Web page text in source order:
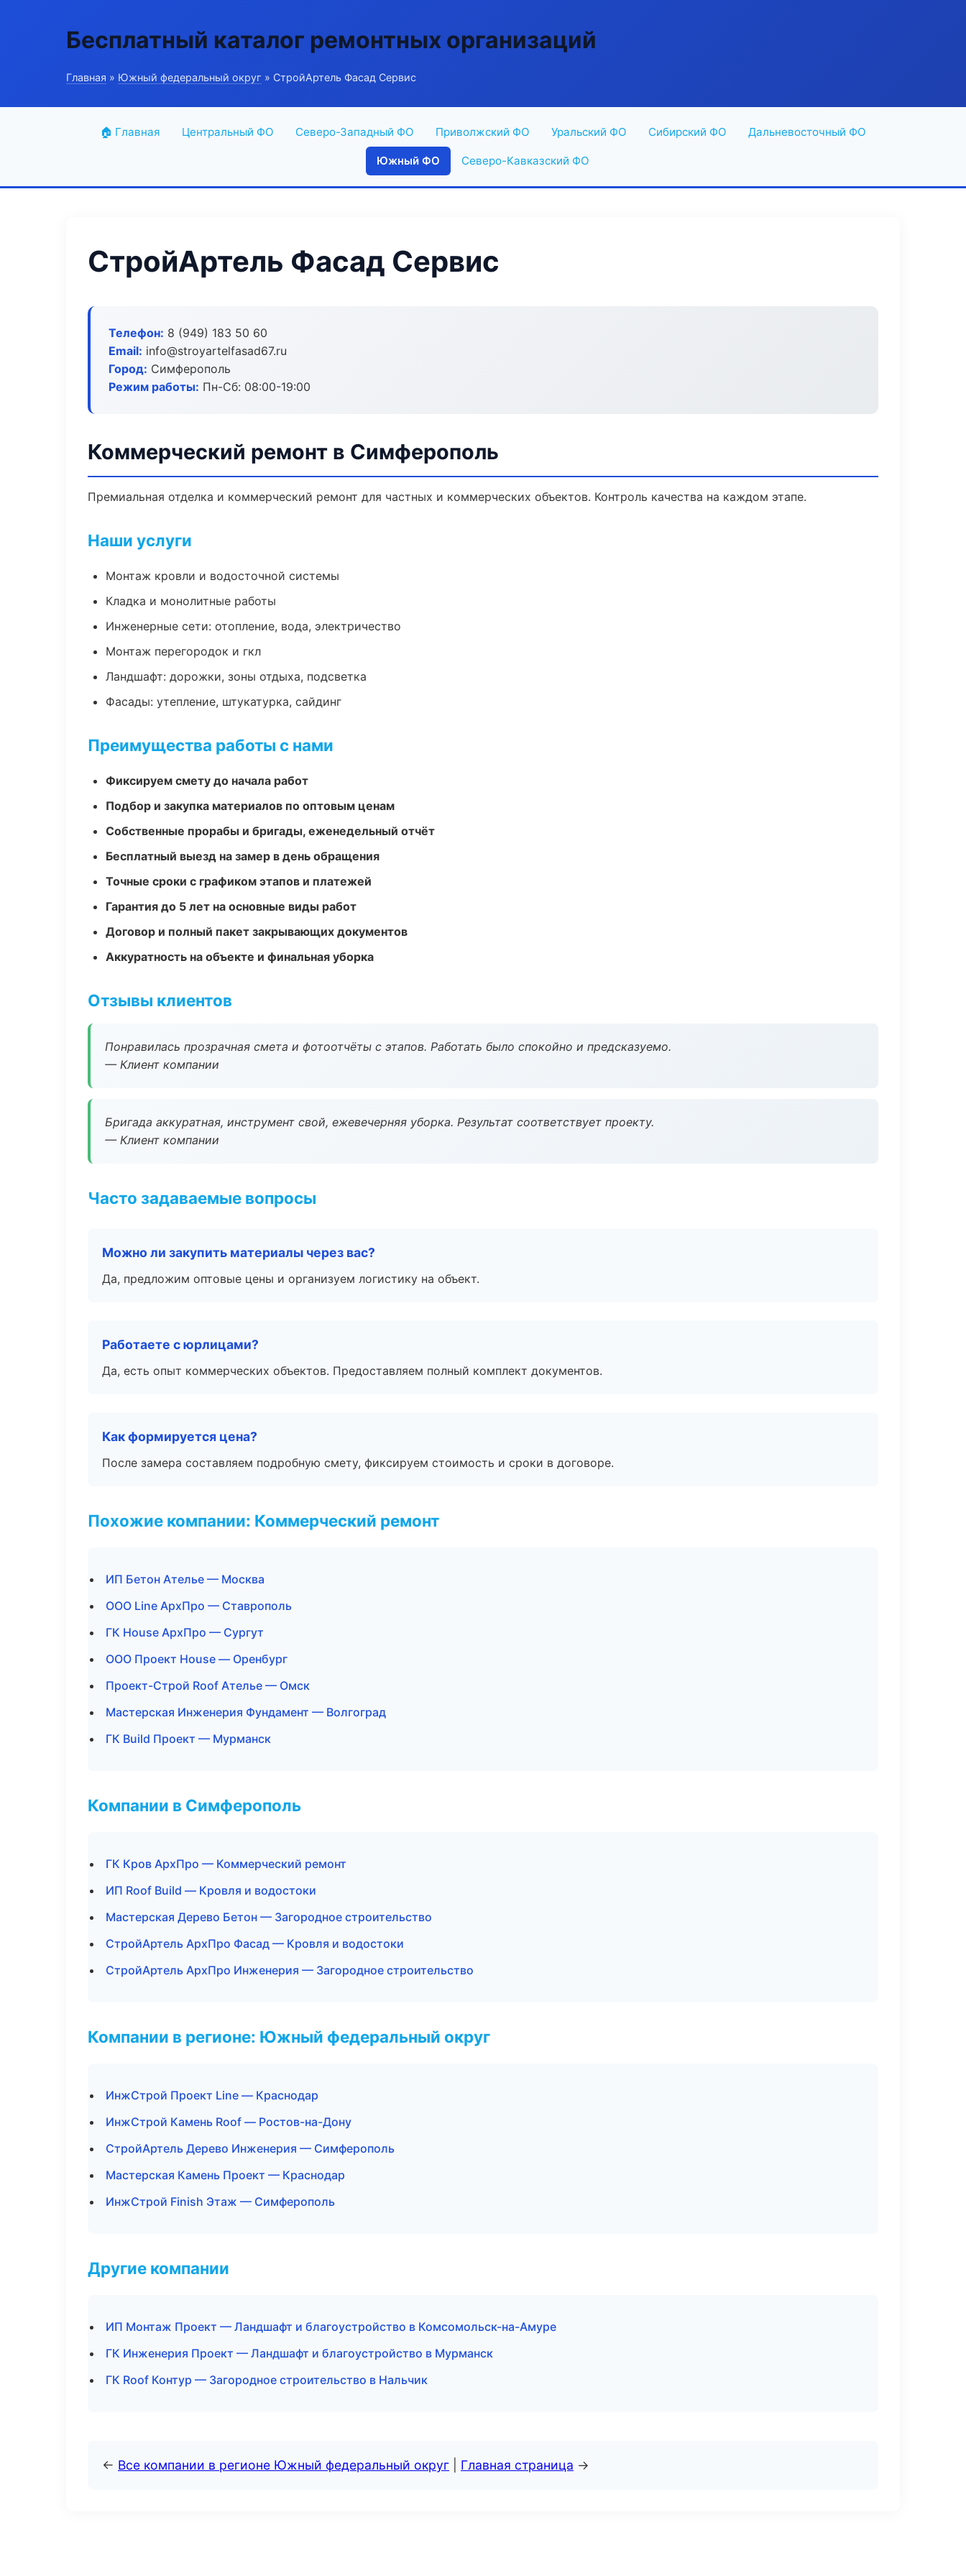
Бесплатный каталог ремонтных организаций
Главная » Южный федеральный округ » СтройАртель Фасад Сервис
🏠 Главная Центральный ФО Северо-Западный ФО Приволжский ФО Уральский ФО Сибирский ФО Дальневосточный ФО
Южный ФО Северо-Кавказский ФО
СтройАртель Фасад Сервис
Телефон: 8 (949) 183 50 60
Email: info@stroyartelfasad67.ru
Город: Симферополь
Режим работы: Пн-Сб: 08:00-19:00
Коммерческий ремонт в Симферополь
Премиальная отделка и коммерческий ремонт для частных и коммерческих объектов. Контроль качества на каждом этапе.
Наши услуги
Монтаж кровли и водосточной системы
Кладка и монолитные работы
Инженерные сети: отопление, вода, электричество
Монтаж перегородок и гкл
Ландшафт: дорожки, зоны отдыха, подсветка
Фасады: утепление, штукатурка, сайдинг
Преимущества работы с нами
Фиксируем смету до начала работ
Подбор и закупка материалов по оптовым ценам
Собственные прорабы и бригады, еженедельный отчёт
Бесплатный выезд на замер в день обращения
Точные сроки с графиком этапов и платежей
Гарантия до 5 лет на основные виды работ
Договор и полный пакет закрывающих документов
Аккуратность на объекте и финальная уборка
Отзывы клиентов
Понравилась прозрачная смета и фотоотчёты с этапов. Работать было спокойно и предсказуемо.
— Клиент компании
Бригада аккуратная, инструмент свой, ежевечерняя уборка. Результат соответствует проекту.
— Клиент компании
Часто задаваемые вопросы
Можно ли закупить материалы через вас?
Да, предложим оптовые цены и организуем логистику на объект.
Работаете с юрлицами?
Да, есть опыт коммерческих объектов. Предоставляем полный комплект документов.
Как формируется цена?
После замера составляем подробную смету, фиксируем стоимость и сроки в договоре.
Похожие компании: Коммерческий ремонт
ИП Бетон Ателье — Москва
ООО Line АрхПро — Ставрополь
ГК House АрхПро — Сургут
ООО Проект House — Оренбург
Проект-Строй Roof Ателье — Омск
Мастерская Инженерия Фундамент — Волгоград
ГК Build Проект — Мурманск
Компании в Симферополь
ГК Кров АрхПро — Коммерческий ремонт
ИП Roof Build — Кровля и водостоки
Мастерская Дерево Бетон — Загородное строительство
СтройАртель АрхПро Фасад — Кровля и водостоки
СтройАртель АрхПро Инженерия — Загородное строительство
Компании в регионе: Южный федеральный округ
ИнжСтрой Проект Line — Краснодар
ИнжСтрой Камень Roof — Ростов-на-Дону
СтройАртель Дерево Инженерия — Симферополь
Мастерская Камень Проект — Краснодар
ИнжСтрой Finish Этаж — Симферополь
Другие компании
ИП Монтаж Проект — Ландшафт и благоустройство в Комсомольск-на-Амуре
ГК Инженерия Проект — Ландшафт и благоустройство в Мурманск
ГК Roof Контур — Загородное строительство в Нальчик
← Все компании в регионе Южный федеральный округ Главная страница →